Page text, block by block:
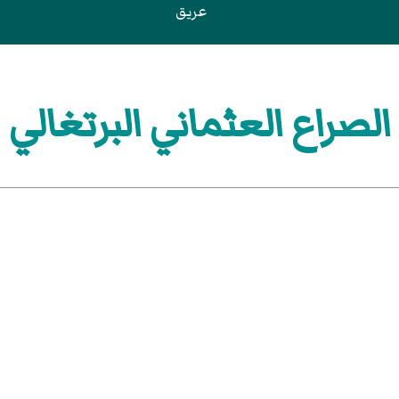
عريق
الصراع العثماني البرتغالي